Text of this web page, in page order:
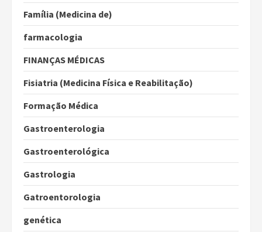
Família (Medicina de)
farmacologia
FINANÇAS MÉDICAS
Fisiatria (Medicina Física e Reabilitação)
Formação Médica
Gastroenterologia
Gastroenterológica
Gastrologia
Gatroentorologia
genética